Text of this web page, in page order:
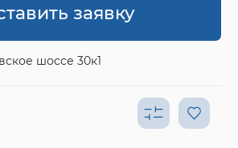
заявку
шоссе 30к1